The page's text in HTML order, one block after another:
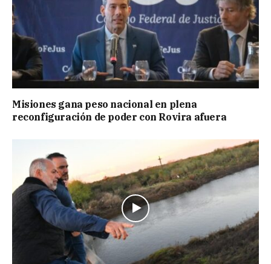
Misiones gana peso nacional en plena
reconfiguración de poder con Rovira afuera